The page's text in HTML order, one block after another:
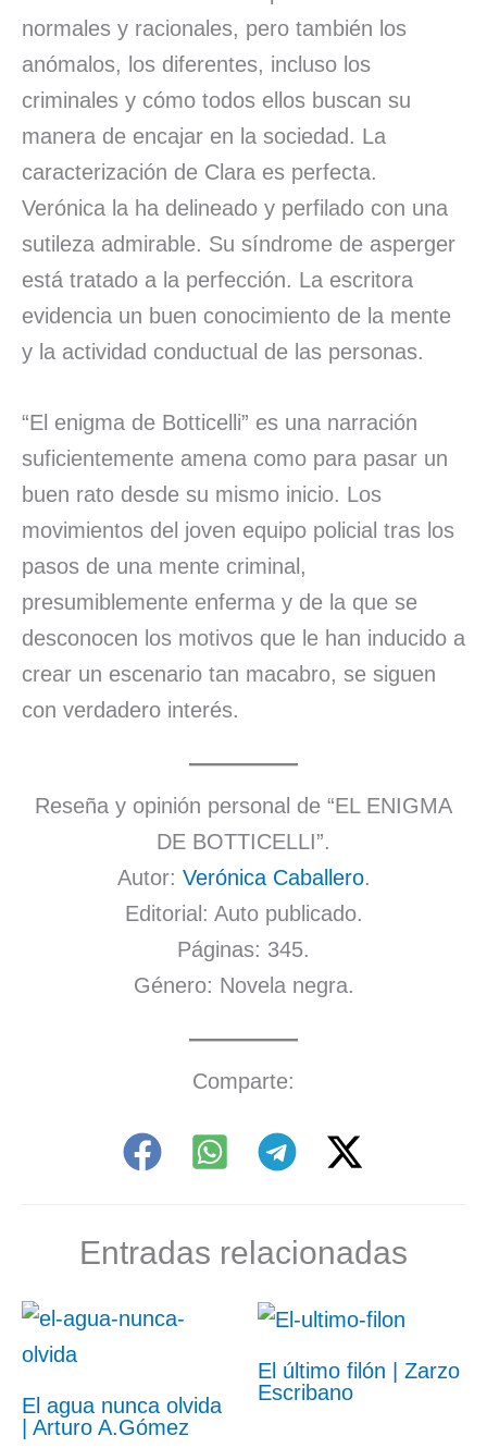
normales y racionales, pero también los
anómalos, los diferentes, incluso los
criminales y cómo todos ellos buscan su
manera de encajar en la sociedad. La
caracterización de Clara es perfecta.
Verónica la ha delineado y perfilado con una
sutileza admirable. Su síndrome de asperger
está tratado a la perfección. La escritora
evidencia un buen conocimiento de la mente
y la actividad conductual de las personas.
“El enigma de Botticelli” es una narración
suficientemente amena como para pasar un
buen rato desde su mismo inicio. Los
movimientos del joven equipo policial tras los
pasos de una mente criminal,
presumiblemente enferma y de la que se
desconocen los motivos que le han inducido a
crear un escenario tan macabro, se siguen
con verdadero interés.
Reseña y opinión personal de “EL ENIGMA
DE BOTTICELLI”.
Autor: Verónica Caballero.
Editorial: Auto publicado.
Páginas: 345.
Género: Novela negra.
Comparte:
Entradas relacionadas
El agua nunca olvida
| Arturo A.Gómez
El último filón | Zarzo
Escribano